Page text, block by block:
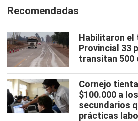
Recomendadas
Habilitaron el
Provincial 33
transitan 500
Cornejo
$100.000 a
secundarios
prácticas